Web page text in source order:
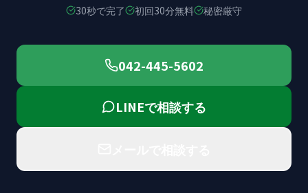
30秒で完了
初回30分無料 秘密厳守
042-445-5602
LINEで相談する